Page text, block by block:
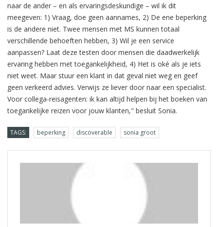
naar de ander – en als ervaringsdeskundige – wil ik dit
meegeven: 1) Vraag, doe geen aannames, 2) De ene beperking
is de andere niet. Twee mensen met MS kunnen totaal
verschillende behoeften hebben, 3) Wil je een service
aanpassen? Laat deze testen door mensen die daadwerkelijk
ervaring hebben met toegankelijkheid, 4) Het is oké als je iets
niet weet. Maar stuur een klant in dat geval niet weg en geef
geen verkeerd advies. Verwijs ze liever door naar een specialist.
Voor collega-reisagenten: ik kan altijd helpen bij het boeken van
toegankelijke reizen voor jouw klanten," besluit Sonia.
TAGS: beperking discoverable sonia groot